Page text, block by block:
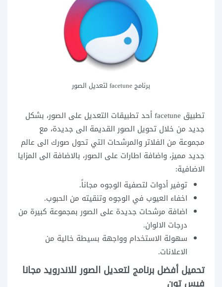
برنامج facetune لتعديل الصور
تطبيق facetune أحد تطبيقات التعديل على الصور، بشكل
جديد من خلال تحويل الصور القديمة الى جديدة، مع
مجموعة من الفلاتر والمرشحات التي تحول صورك الى عالم
جديد مميز، واضافة اطارات على الصور، بالاضافة الى المزايا
الاضافية:
توفير أدوات لتصفية الوجوه مجاناً.
اخفاء العيوب في الوجوه وتنقيته من الحبوب.
اضافة مرشحات جديدة على الصور بمجموعة كبيرة من
درجات الالوان.
سهولة الاستخدام وواجهة بسيطة خالية من
الاعلانات.
تحميل أفضل برنامج لتعديل الصور للاندرويد مجانا
فيس تون